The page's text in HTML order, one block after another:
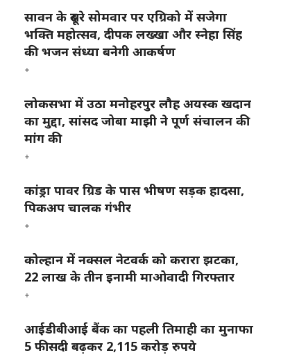
सावन के दूसरे सोमवार पर एग्रिको में सजेगा
भक्ति महोत्सव, दीपक लख्खा और स्नेहा सिंह
की भजन संध्या बनेगी आकर्षण
लोकसभा में उठा मनोहरपुर लौह अयस्क खदान
का मुद्दा, सांसद जोबा माझी ने पूर्ण संचालन की
मांग की
कांड्रा पावर ग्रिड के पास भीषण सड़क हादसा,
पिकअप चालक गंभीर
कोल्हान में नक्सल नेटवर्क को करारा झटका,
22 लाख के तीन इनामी माओवादी गिरफ्तार
आईडीबीआई बैंक का पहली तिमाही का मुनाफा
5 फीसदी बढ़कर 2,115 करोड़ रुपये